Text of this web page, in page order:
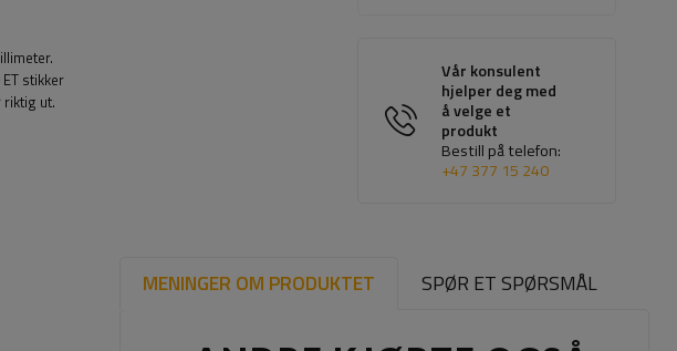
Vår konsulent
hjelper deg med
å velge et
produkt
Bestill på telefon:
+47 377 15 240
MENINGER OM PRODUKTET SPØR ET SPØRSMÅL
stikker
ut.